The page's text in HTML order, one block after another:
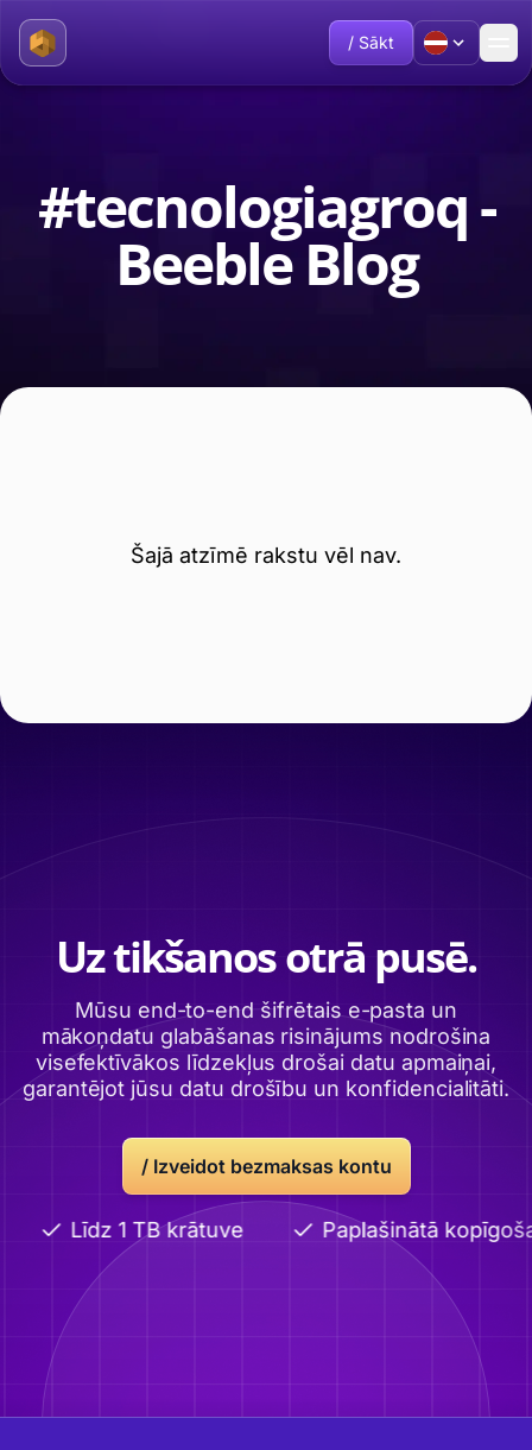
/ Sākt
#tecnologiagroq -
Beeble Blog
Šajā atzīmē rakstu vēl nav.
Uz tikšanos otrā pusē.
Mūsu end-to-end šifrētais e-pasta un
mākoņdatu glabāšanas risinājums nodrošina
visefektīvākos līdzekļus drošai datu apmaiņai,
garantējot jūsu datu drošību un konfidencialitāti.
/ Izveidot bezmaksas kontu
Līdz 1 TB krātuve Paplašinātā